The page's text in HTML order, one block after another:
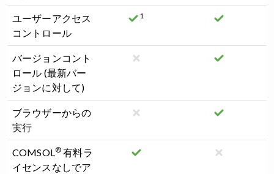
ユーザーアクセス
コントロール
1
バージョンコント
ロール (最新バー
ジョンに対して)
ブラウザーからの
実行
COMSOL® 有料ラ
イセンスなしでア